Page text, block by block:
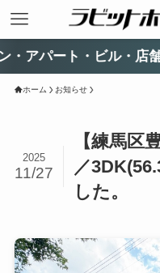
ト・ビル・店舗・事務
ホーム お知らせ
【練馬区
／
した。
2025
11/27